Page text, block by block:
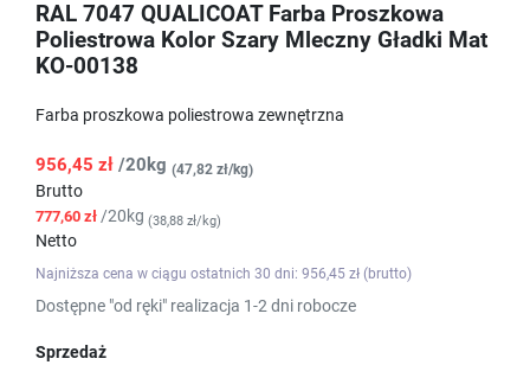
RAL 7047 QUALICOAT Farba Proszkowa
Poliestrowa Kolor Szary Mleczny Gładki Mat
KO-00138
Farba proszkowa poliestrowa zewnętrzna
956,45 zł /20kg (47,82 zł/kg)
Brutto
777,60 zł /20kg (38,88 zł/kg)
Netto
Najniższa cena w ciągu ostatnich 30 dni: 956,45 zł (brutto)
Dostępne "od ręki" realizacja 1-2 dni robocze
Sprzedaż